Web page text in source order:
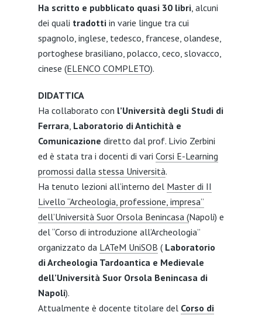
Ha scritto e pubblicato quasi 30 libri, alcuni
dei quali tradottiin varie lingue tra cui
spagnolo, inglese, tedesco, francese, olandese,
portoghese brasiliano, polacco, ceco, slovacco,
cinese (ELENCO COMPLETO).
DIDATTICA
Ha collaborato con l’Università degli Studi di
Ferrara Laboratorio di Antichità e
Comunicazione diretto dal prof. Livio Zerbini
ed è stata tra i docenti di vari Corsi E-Learning
promossi dalla stessa Università.
Ha tenuto lezioni all’interno del Master di II
Livello “Archeologia, professione, impresa”
dell’Università Suor Orsola Benincasa (Napoli) e
del “Corso di introduzione all’Archeologia”
organizzato da LATeM UniSOB ( Laboratorio
di Archeologia Tardoantica e Medievale
dell’Università Suor Orsola Benincasa di
Napoli).
Attualmente è docente titolare del Corso di